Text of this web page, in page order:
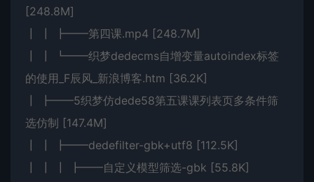
[248.8M]
┃ ┃ ┣━━第四课.mp4 [248.7M]
┃ ┃ ┗━━织梦dedecms自增变量autoindex标签
的使用_F辰风_新浪博客.htm [36.2K]
┃ ┣━━5织梦仿dede58第五课课列表页多条件筛
选仿制 [147.4M]
┃ ┃ ┣━━dedefilter-gbk+utf8 [112.5K]
┃ ┃ ┃ ┣━━自定义模型筛选-gbk [55.8K]